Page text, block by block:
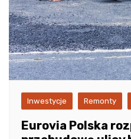
Inwestycje Remonty
Eurovia Polska